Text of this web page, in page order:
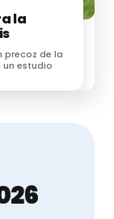
la
precoz de la
un estudio